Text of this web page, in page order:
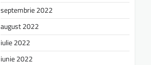
septembrie 2022
august 2022
iulie 2022
iunie 2022